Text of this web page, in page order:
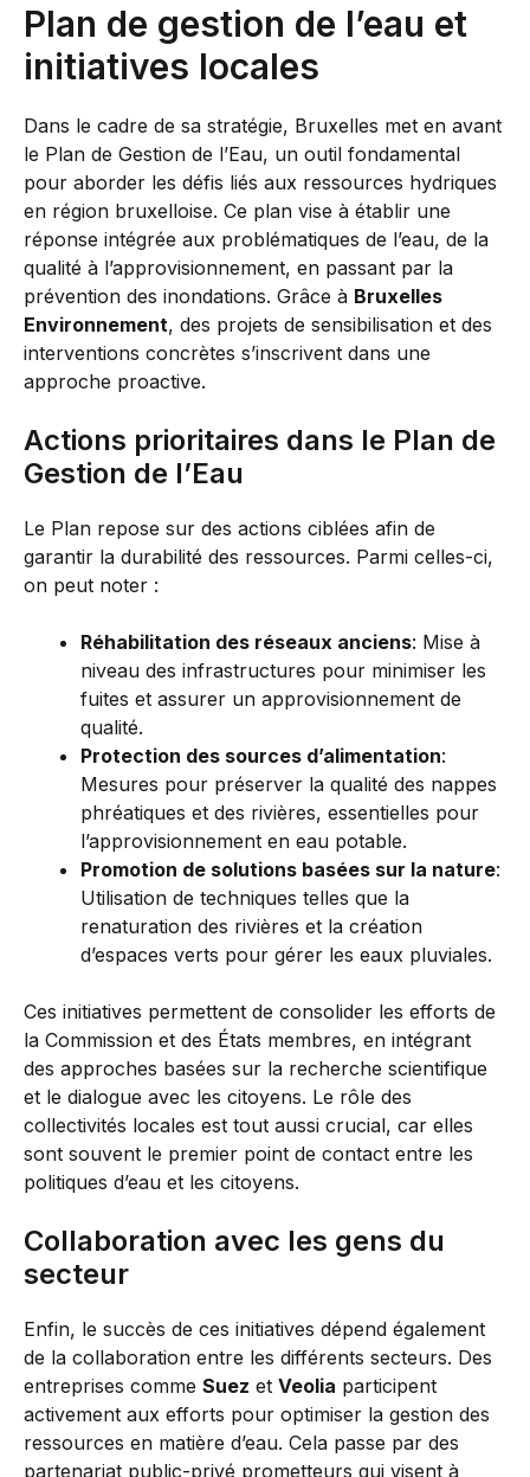
Plan de gestion de l’eau et
initiatives locales
Dans le cadre de sa stratégie, Bruxelles met en avant
le Plan de Gestion de l’Eau, un outil fondamental
pour aborder les défis liés aux ressources hydriques
en région bruxelloise. Ce plan vise à établir une
réponse intégrée aux problématiques de l’eau, de la
qualité à l’approvisionnement, en passant par la
prévention des inondations. Grâce à Bruxelles
Environnement, des projets de sensibilisation et des
interventions concrètes s’inscrivent dans une
approche proactive.
Actions prioritaires dans le Plan de
Gestion de l’Eau
Le Plan repose sur des actions ciblées afin de
garantir la durabilité des ressources. Parmi celles-ci,
on peut noter :
Réhabilitation des réseaux anciens: Mise à
niveau des infrastructures pour minimiser les
fuites et assurer un approvisionnement de
qualité.
Protection des sources d’alimentation:
Mesures pour préserver la qualité des nappes
phréatiques et des rivières, essentielles pour
l’approvisionnement en eau potable.
Promotion de solutions basées sur la nature:
Utilisation de techniques telles que la
renaturation des rivières et la création
d’espaces verts pour gérer les eaux pluviales.
Ces initiatives permettent de consolider les efforts de
la Commission et des États membres, en intégrant
des approches basées sur la recherche scientifique
et le dialogue avec les citoyens. Le rôle des
collectivités locales est tout aussi crucial, car elles
sont souvent le premier point de contact entre les
politiques d’eau et les citoyens.
Collaboration avec les gens du
secteur
Enfin, le succès de ces initiatives dépend également
de la collaboration entre les différents secteurs. Des
entreprises comme Suez et Veolia participent
activement aux efforts pour optimiser la gestion des
ressources en matière d’eau. Cela passe par des
partenariat public-privé prometteurs qui visent à